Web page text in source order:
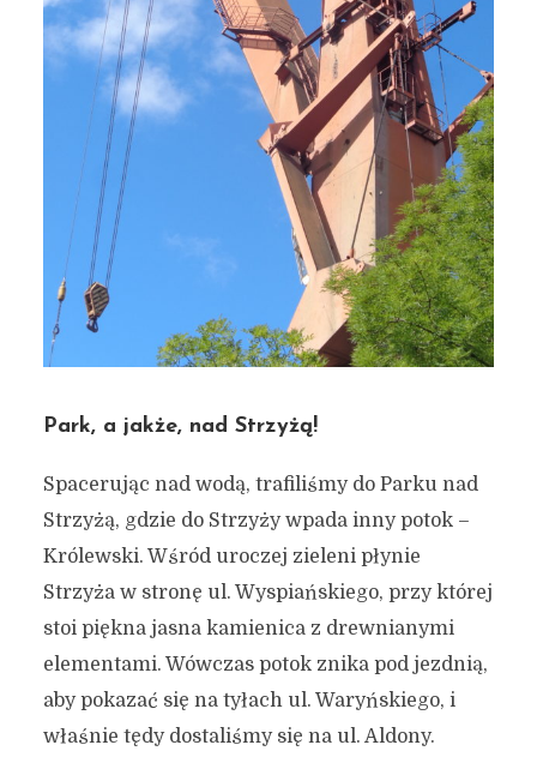
Park, a jakże, nad Strzyżą!
Spacerując nad wodą, trafiliśmy do Parku nad
Strzyżą, gdzie do Strzyży wpada inny potok –
Królewski. Wśród uroczej zieleni płynie
Strzyża w stronę ul. Wyspiańskiego, przy której
stoi piękna jasna kamienica z drewnianymi
elementami. Wówczas potok znika pod jezdnią,
aby pokazać się na tyłach ul. Waryńskiego, i
właśnie tędy dostaliśmy się na ul. Aldony.